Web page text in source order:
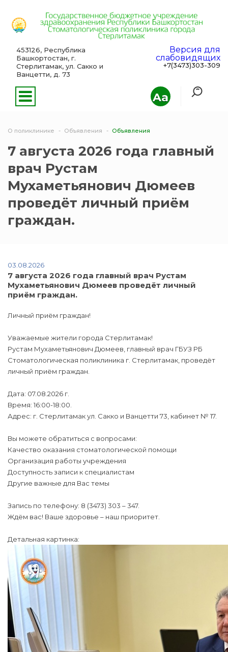
Aa
453126, Республика
Башкортостан, г.
Стерлитамак, ул. Сакко и
Ванцетти, д. 73
Версия для
слабовидящих
+7(3473)303-309
О поликлинике Объявления Объявления
7 августа 2026 года главный
врач Рустам
Мухаметьянович Дюмеев
проведёт личный приём
граждан.
03.08.2026
7 августа 2026 года главный врач Рустам
Мухаметьянович Дюмеев проведёт личный
приём граждан.
Личный приём граждан!
Уважаемые жители города Стерлитамак!
Рустам Мухаметьянович Дюмеев, главный врач ГБУЗ РБ
Стоматологическая поликлиника г. Стерлитамак, проведёт
личный приём граждан.
Дата: 07.08.2026 г.
Время: 16:00-18:00.
Адрес: г. Стерлитамак ул. Сакко и Ванцетти 73, кабинет № 17.
Вы можете обратиться с вопросами:
Качество оказания стоматологической помощи
Организация работы учреждения
Доступность записи к специалистам
Другие важные для Вас темы
Запись по телефону: 8 (3473) 303 – 347.
Ждём вас! Ваше здоровье – наш приоритет.
Детальная картинка: